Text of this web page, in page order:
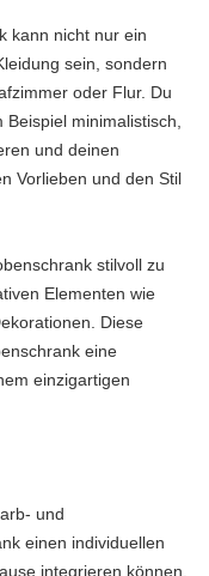
kann nicht nur ein
sein, sondern
oder Flur. Du
minimalistisch,
und deinen
Vorlieben und den Stil
stilvoll zu
Elementen wie
Diese
eine
einzigartigen
und
einen individuellen
integrieren können.